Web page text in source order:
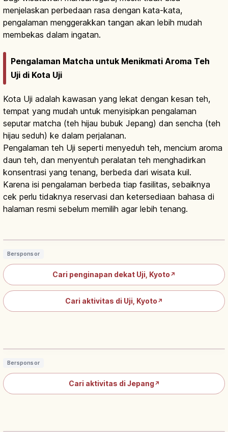
menjelaskan perbedaan rasa dengan kata-kata,
pengalaman menggerakkan tangan akan lebih mudah
membekas dalam ingatan.
Pengalaman Matcha untuk Menikmati Aroma Teh
Uji di Kota Uji
Kota Uji adalah kawasan yang lekat dengan kesan teh,
tempat yang mudah untuk menyisipkan pengalaman
seputar matcha (teh hijau bubuk Jepang) dan sencha (teh
hijau seduh) ke dalam perjalanan.
Pengalaman teh Uji seperti menyeduh teh, mencium aroma
daun teh, dan menyentuh peralatan teh menghadirkan
konsentrasi yang tenang, berbeda dari wisata kuil.
Karena isi pengalaman berbeda tiap fasilitas, sebaiknya
cek perlu tidaknya reservasi dan ketersediaan bahasa di
halaman resmi sebelum memilih agar lebih tenang.
Uji Matcha Kyoto: Bahan Utama dan
Bersponsor
Cari penginapan dekat Uji, Kyoto ↗
Cari aktivitas di Uji, Kyoto ↗
Bersponsor
Cari aktivitas di Jepang↗